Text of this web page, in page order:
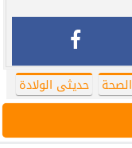
الصحة حديثى الولادة